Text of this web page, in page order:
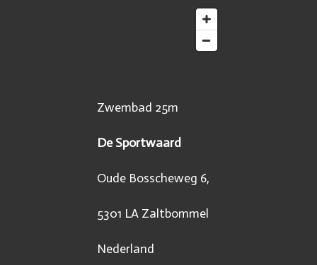
Zwembad 25m
De Sportwaard
Oude Bosscheweg 6,
5301 LA Zaltbommel
Nederland